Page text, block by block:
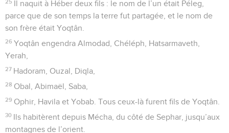
25 Il naquit à Héber deux fils : le nom de l’un était Péleg,
parce que de son temps la terre fut partagée, et le nom de
son frère était Yoqtân.
26 Yoqtân engendra Almodad, Chéléph, Hatsarmaveth,
Yerah,
27 Hadoram, Ouzal, Diqla,
28 Obal, Abimaël, Saba,
29 Ophir, Havila et Yobab. Tous ceux-là furent fils de Yoqtân.
30 Ils habitèrent depuis Mécha, du côté de Sephar, jusqu’aux
montagnes de l’orient.